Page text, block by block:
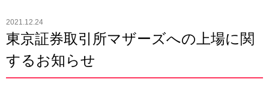
2021.12.24
東京証券取引所マザーズへの上場に関
するお知らせ